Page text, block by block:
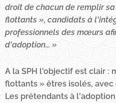
droit de chacun de remplir
flottants », candidats à
professionnels des mœurs
d'adoption... »
A la SPH l'objectif est clair :
flottants » êtres isolés,
Les prétendants à